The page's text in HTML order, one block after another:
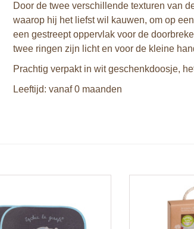
Door de twee verschillende texturen van
waarop hij het liefst wil kauwen, om op
een gestreept oppervlak voor de
twee ringen zijn licht en voor de kleine
Prachtig verpakt in wit geschenkdoosje,
Leeftijd: vanaf 0 maanden